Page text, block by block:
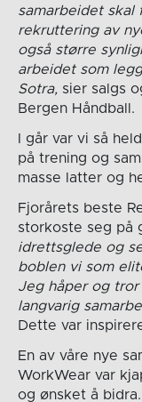
samarbeidet
rekruttering av
også større
arbeidet som
Sotra, sier salgs
Bergen Håndball.
I går var vi så
på trening og
masse latter og
Fjorårets beste
storkoste seg på
idrettsglede og
boblen vi som
Jeg håper og
langvarig
Dette var
En av våre nye
WorkWear var
og ønsket å